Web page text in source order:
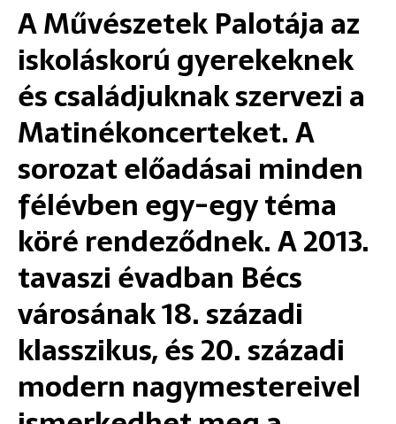
A Művészetek Palotája az
iskoláskorú gyerekeknek
és családjuknak szervezi a
Matinékoncerteket. A
sorozat előadásai minden
félévben egy-egy téma
köré rendeződnek. A 2013.
tavaszi évadban Bécs
városának 18. századi
klasszikus, és 20. századi
modern nagymestereivel